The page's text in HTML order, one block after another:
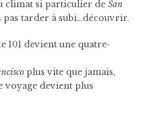
climat si particulier de San
pas tarder à subi…découvrir.
101 devient une quatre-
plus vite que jamais,
voyage devient plus